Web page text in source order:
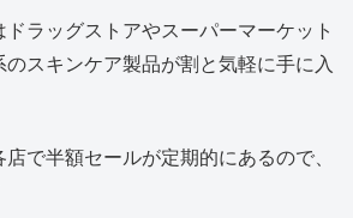
ラッグストアやスーパーマーケット
スキンケア製品が割と気軽に手に入
で半額セールが定期的にあるので、